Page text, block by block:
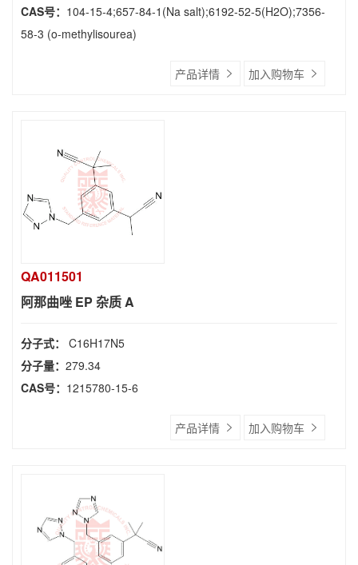
CAS号： 104-15-4;657-84-1(Na salt);6192-52-5(H2O);7356-
58-3 (o-methylisourea)
产品详情 加入购物车
QA011501
阿那曲唑 EP 杂质 A
分子式： C16H17N5
分子量： 279.34
CAS号： 1215780-15-6
产品详情 加入购物车